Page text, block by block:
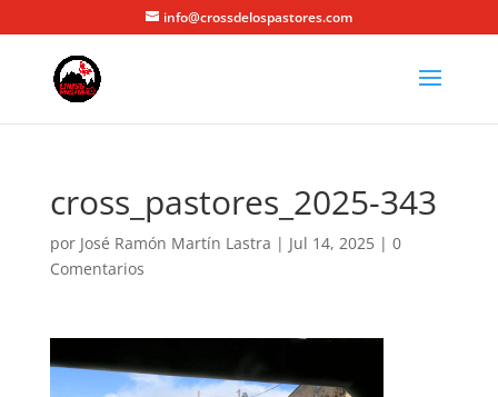
info@crossdelospastores.com
cross_pastores_2025-343
por José Ramón Martín Lastra | Jul 14, 2025| 0
Comentarios